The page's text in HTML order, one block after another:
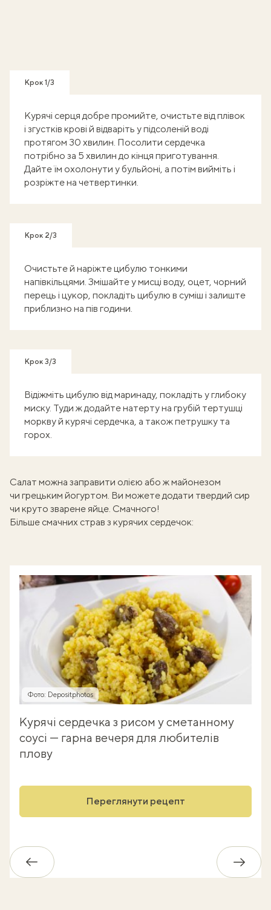
Крок 1/3
Курячі серця добре промийте, очистьте від плівок
і згустків крові й відваріть у підсоленій воді
протягом 30 хвилин. Посолити сердечка
потрібно за 5 хвилин до кінця приготування.
Дайте їм охолонути у бульйоні, а потім вийміть і
розріжте на четвертинки.
Крок 2/3
Очистьте й наріжте цибулю тонкими
напівкільцями. Змішайте у мисці воду, оцет, чорний
перець і цукор, покладіть цибулю в суміш і залиште
приблизно на пів години.
Крок 3/3
Відіжміть цибулю від маринаду, покладіть у глибоку
миску. Туди ж додайте натерту на грубій тертушці
моркву й курячі сердечка, а також петрушку та
горох.
Салат можна заправити олією або ж майонезом
чи грецьким йогуртом. Ви можете додати твердий сир
чи круто зварене яйце. Смачного!
Більше смачних страв з курячих сердечок:
Фото: Depositphotos
Курячі сердечка з рисом у сметанному
соусі — гарна вечеря для любителів
плову
Переглянути рецепт
Назад